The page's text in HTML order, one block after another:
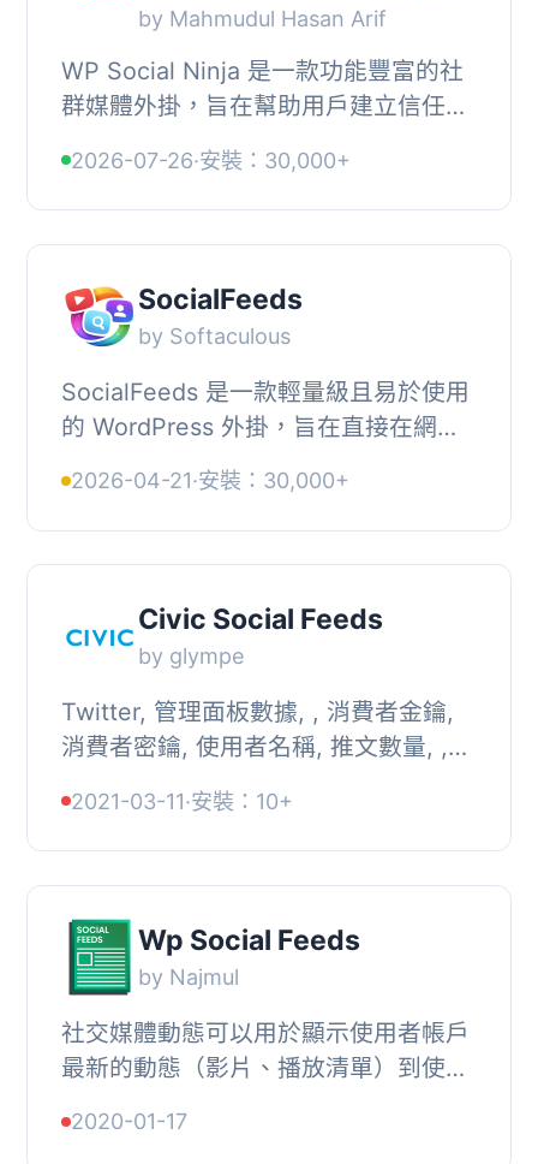
by Mahmudul Hasan Arif
WP Social Ninja 是一款功能豐富的社
群媒體外掛，旨在幫助用戶建立信任、
鬆嵌入各大社群平台的動態、用戶評價
及聊天小工...
2026-07-26·安裝：30,000+
SocialFeeds
by Softaculous
SocialFeeds 是一款輕量級且易於使用
的 WordPress 外掛，旨在直接在網站
透過快速設置和短碼支援，您可以在網
站的任何地方...
2026-04-21·安裝：30,000+
Civic Social Feeds
by glympe
Twitter, 管理面板數據, , 消費者金鑰,
消費者密鑰, 使用者名稱, 推文數量, ,
頁面名稱, 頁面存取權杖, URL
'https://g...
2021-03-11·安裝：10+
Wp Social Feeds
by Najmul
社交媒體動態可以用於顯示使用者帳戶
最新的動態（影片、播放清單）到使用
個好的媒介，可將社交平台的活動分享
2020-01-17